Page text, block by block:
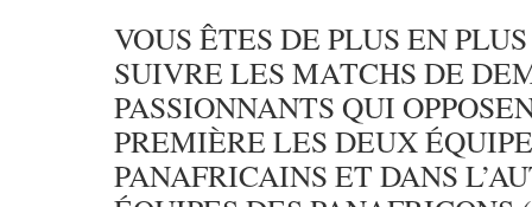
VOUS ÊTES DE PLUS EN
SUIVRE LES MATCHS DE
PASSIONNANTS QUI
PREMIÈRE LES DEUX
PANAFRICAINS ET DANS